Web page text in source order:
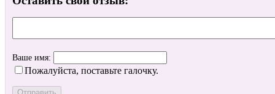
Ваше имя:
Пожалуйста, поставьте галочку.